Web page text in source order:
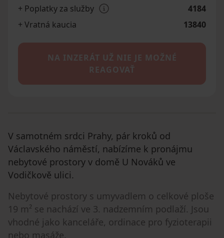
+ Poplatky za služby
4184
+ Vratná kaucia
13840
NA INZERÁT UŽ NIE JE MOŽNÉ
REAGOVAŤ
V samotném srdci Prahy, pár kroků od
Václavského náměstí, nabízíme k pronájmu
nebytové prostory v domě U Nováků ve
Vodičkově ulici.
Nebytové prostory s umyvadlem o celkové ploše
19 m² se nachází ve 3. nadzemním podlaží. Jsou
vhodné jako kanceláře, ordinace pro fyzioterapii
nebo masáže.